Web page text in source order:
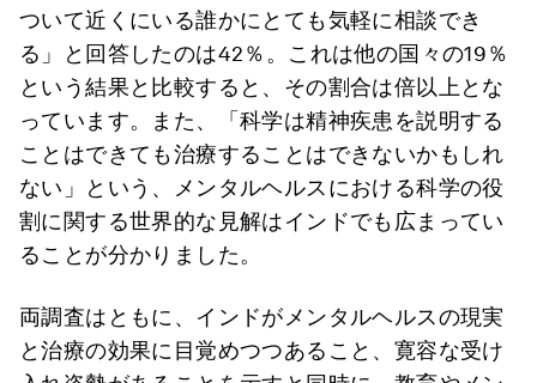
ついて近くにいる誰かにとても気軽に相談でき
る」と回答したのは42％。これは他の国々の19％
という結果と比較すると、その割合は倍以上とな
っています。また、「科学は精神疾患を説明する
ことはできても治療することはできないかもしれ
ない」という、メンタルヘルスにおける科学の役
割に関する世界的な見解はインドでも広まってい
ることが分かりました。
両調査はともに、インドがメンタルヘルスの現実
と治療の効果に目覚めつつあること、寛容な受け